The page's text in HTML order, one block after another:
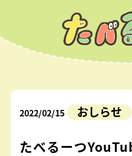
2022/02/15 おしらせ
たべるーつ